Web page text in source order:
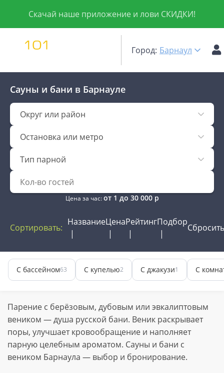
Скачай наше приложение и лови СКИДКИ!
Город: Барнаул
Сауны и бани в Барнауле
Округ или район
Остановка или метро
Тип парной
Цена за час:от 1 до 30 000р
Сортировать:
НазваниеЦенаРейтингПодбор
Сбросить
С бассейном63 С купелью2 С джакузи1 С
Парение с берёзовым, дубовым или эвкалиптовым
веником — душа русской бани. Веник раскрывает
поры, улучшает кровообращение и наполняет
парную целебным ароматом. Сауны и бани с
веником Барнаула — выбор и бронирование.